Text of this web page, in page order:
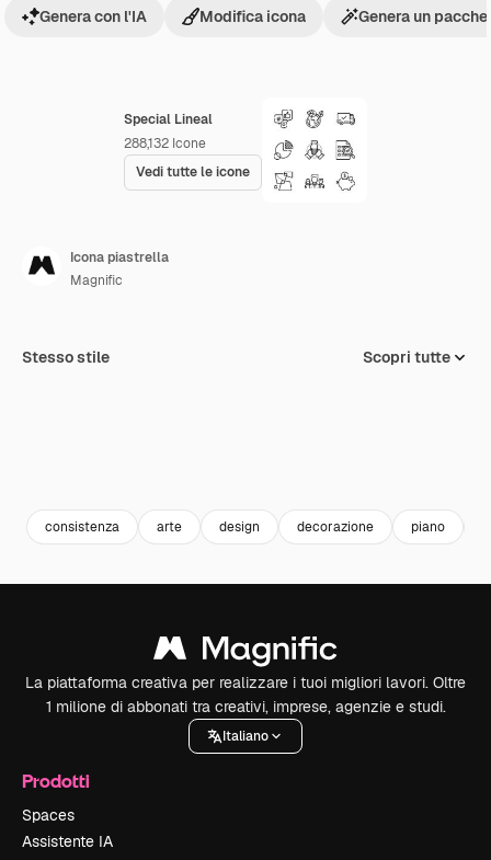
Special Lineal
288,132 Icone
Vedi tutte le icone
Genera con l'IA Modifica icona Genera un
Icona piastrella
Magnific
Stesso stile Scopri tutte
consistenza arte design decorazione piano
La piattaforma creativa per realizzare i tuoi migliori lavori. Oltre
1 milione di abbonati tra creativi, imprese, agenzie e studi.
Italiano
Prodotti
Spaces
Assistente IA